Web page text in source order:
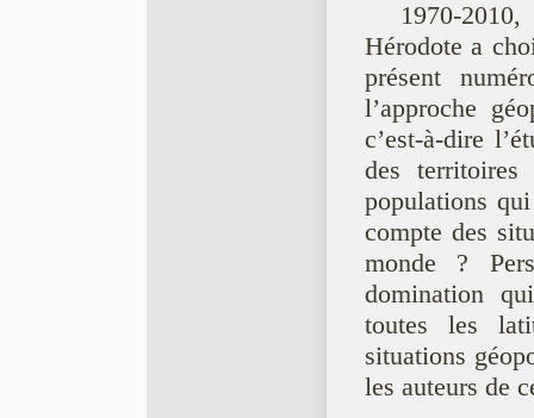
1970-
Hérodote a
présent
l’approche
c’est-à-dire
des
populations
compte des
monde ?
domination
toutes les
situations
les auteurs de